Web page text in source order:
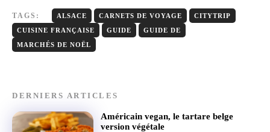
TAGS: ALSACE CARNETS DE VOYAGE
CITYTRIP
CUISINE FRANÇAISE
GUIDE
GUIDE DE
MARCHÉS DE NOËL
DERNIERS ARTICLES
Américain vegan, le tartare belge
version végétale